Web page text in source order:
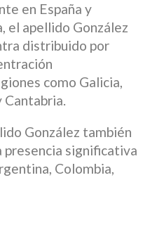
en España y
el apellido González
distribuido por
como Galicia,
Cantabria.
González también
presencia significativa
Colombia,